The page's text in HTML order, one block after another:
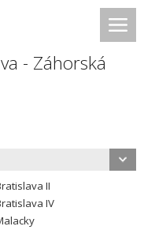
- Záhorská
II
IV